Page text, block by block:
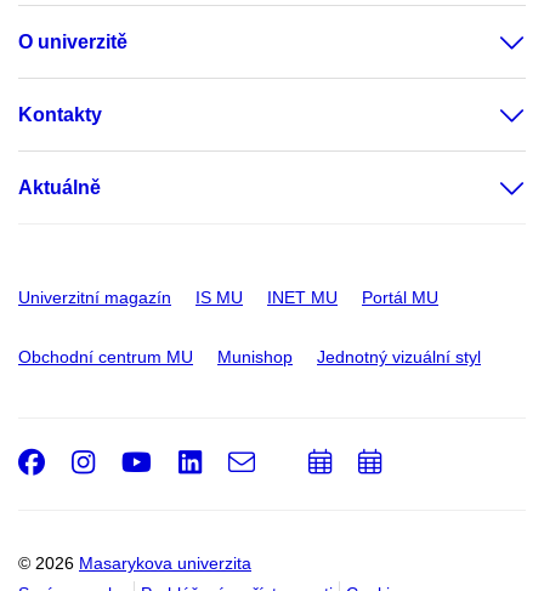
O univerzitě
Kontakty
Aktuálně
Univerzitní magazín IS MU INET MU Portál MU
Obchodní centrum MU Munishop Jednotný vizuální styl
© 2026 Masarykova univerzita
Facebook
Instagram
Youtube
LinkedIn
e-
Email
PřidatPřidat